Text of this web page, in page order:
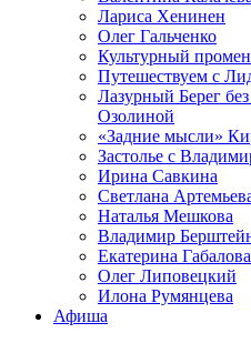
Лариса Хенинен
Олег Гальченко
Культурный
Путешествуем с
Лазурный Берег
Озолиной
«Задние мысли»
Застолье с
Ирина Савкина
Светлана
Наталья Мешкова
Владимир
Екатерина Габалова
Олег Липовецкий
Илона Румянцева
Афиша